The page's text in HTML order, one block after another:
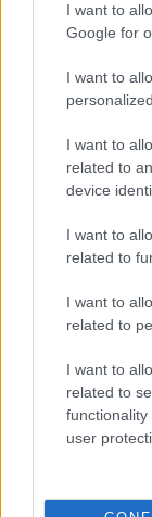
I want to
Google for
I want to
I want to
related to
device
I want to
related to
I want to
related to
I want to
related to
user
A hirtelen
is
Markozov